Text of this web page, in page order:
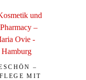
–
MIT